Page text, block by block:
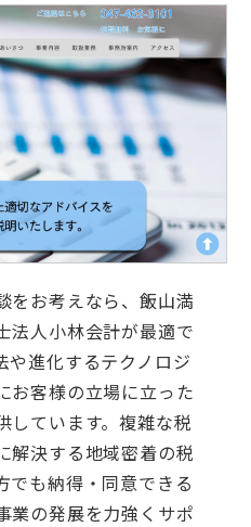
をお考えなら、飯山満
法人小林会計が最適で
や進化するテクノロジ
お客様の立場に立った
しています。複雑な税
解決する地域密着の税
でも納得・同意できる
業の発展を力強くサポ